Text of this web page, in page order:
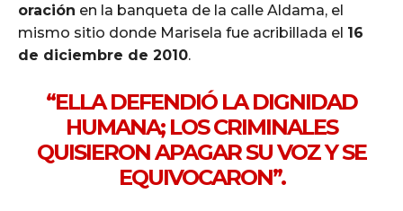
oración en la banqueta de la calle Aldama, el
mismo sitio donde Marisela fue acribillada el 16
de diciembre de 2010.
“ELLA DEFENDIÓ LA DIGNIDAD
HUMANA; LOS CRIMINALES
QUISIERON APAGAR SU VOZ Y SE
EQUIVOCARON”.